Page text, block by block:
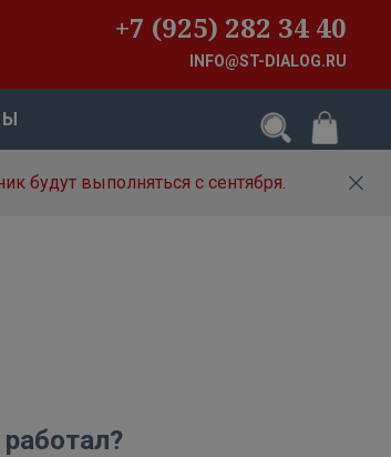
+7 (925) 282 34 40
INFO@ST-DIALOG.RU
будут выполняться с сентября.